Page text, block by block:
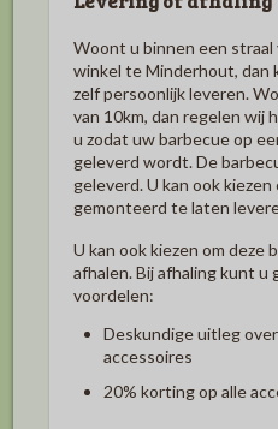
Woont u binnen een straal
winkel te Minderhout, dan
zelf persoonlijk leveren.
van 10km, dan regelen
u zodat uw barbecue op
geleverd wordt. De
geleverd. U kan ook
gemonteerd te laten
U kan ook kiezen om deze
afhalen. Bij afhaling kunt u
voordelen:
Deskundige uitleg
accessoires
20% korting op alle